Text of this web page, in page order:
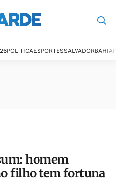
POLÍTICAESPORTESSALVADORBAHIA
homem
filho tem fortuna